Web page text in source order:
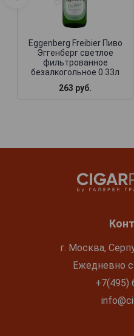
Eggenberg Freibier Пиво
Эггенберг светлое
фильтрованное
безалкогольное 0.33л
263 руб.
г. Москва,
Ежедневно с
+7(495)